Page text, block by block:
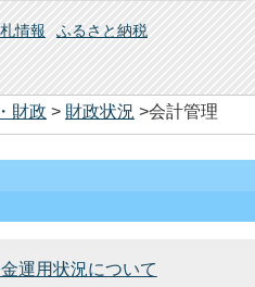
情報
ふるさと納税
財政 > 財政状況 >会計管理
運用状況について